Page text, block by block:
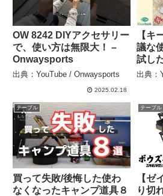
OW 8242 DIYアクセサリー
で、使い方は無限大！ –
Onwaysports
出典：YouTube / Onwaysports
2025.02.18
【キ
議な
試し
スが
出典：
テーブル
買って失敗/後悔した使わ
なくなったキャンプ道具８
テーブル
【ゼ
り切